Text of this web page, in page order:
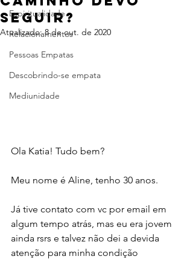
Espiritualidade
Relacionamentos
Pessoas Empatas
Descobrindo-se empata
Mediunidade
seguir?
Atualizado:8 de out. de 2020
Ola Katia! Tudo bem?
Meu nome é Aline, tenho 30 anos.
Já tive contato com vc por email em
algum tempo atrás, mas eu era jovem
ainda rsrs e talvez não dei a devida
atenção para minha condição